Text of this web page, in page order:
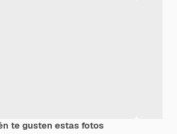
te gusten estas fotos